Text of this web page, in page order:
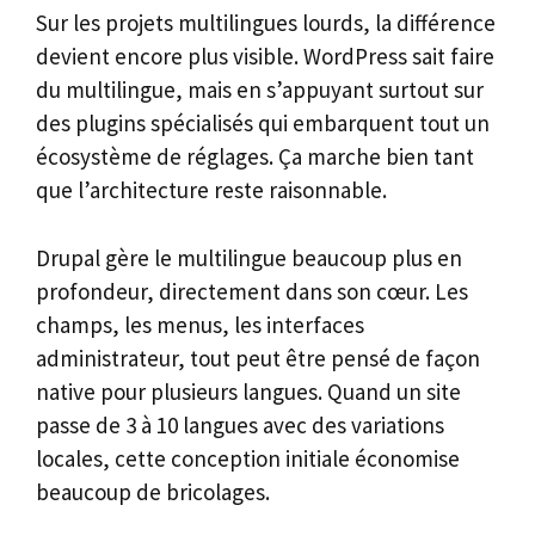
Sur les projets multilingues lourds, la différence
devient encore plus visible. WordPress sait faire
du multilingue, mais en s’appuyant surtout sur
des plugins spécialisés qui embarquent tout un
écosystème de réglages. Ça marche bien tant
que l’architecture reste raisonnable.
Drupal gère le multilingue beaucoup plus en
profondeur, directement dans son cœur. Les
champs, les menus, les interfaces
administrateur, tout peut être pensé de façon
native pour plusieurs langues. Quand un site
passe de 3 à 10 langues avec des variations
locales, cette conception initiale économise
beaucoup de bricolages.